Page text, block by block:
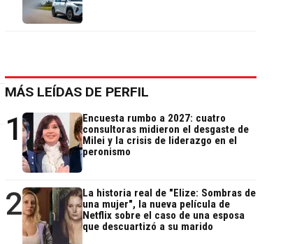
MÁS LEÍDAS DE PERFIL
1
Encuesta rumbo a 2027: cuatro
consultoras midieron el desgaste de
Milei y la crisis de liderazgo en el
peronismo
2
La historia real de "Elize: Sombras de
una mujer", la nueva película de
Netflix sobre el caso de una esposa
que descuartizó a su marido